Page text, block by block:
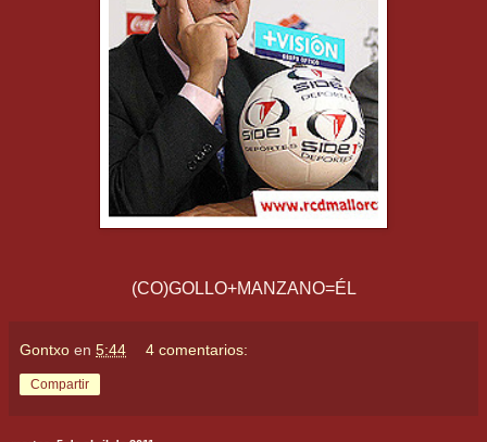
(CO)GOLLO+MANZANO=ÉL
Gontxo en 5:44 4 comentarios:
Compartir